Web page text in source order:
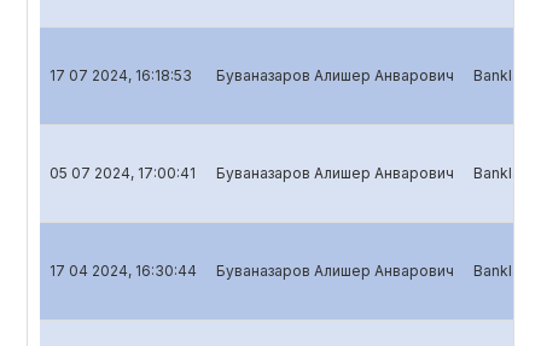
17 07 2024, 16:18:53 Буваназаров Алишер Анварович Banklar
05 07 2024, 17:00:41 Буваназаров Алишер Анварович Banklar
17 04 2024, 16:30:44 Буваназаров Алишер Анварович Banklar